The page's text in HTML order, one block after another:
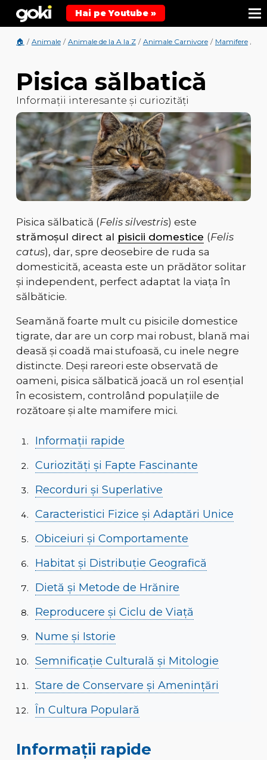
Hai pe Youtube »
🏠 / Animale / Animale de la A la Z / Animale Carnivore / Mamifere /
Pisica sălbatică
Informații interesante și curiozități
Pisica sălbatică (Felis silvestris) este
strămoșul direct al pisicii domestice (Felis
catus), dar, spre deosebire de ruda sa
domesticită, aceasta este un prădător solitar
și independent, perfect adaptat la viața în
sălbăticie.
Seamănă foarte mult cu pisicile domestice
tigrate, dar are un corp mai robust, blană mai
deasă și coadă mai stufoasă, cu inele negre
distincte. Deși rareori este observată de
oameni, pisica sălbatică joacă un rol esențial
în ecosistem, controlând populațiile de
rozătoare și alte mamifere mici.
Informații rapide
Curiozități și Fapte Fascinante
Recorduri și Superlative
Caracteristici Fizice și Adaptări Unice
Obiceiuri și Comportamente
Habitat și Distribuție Geografică
Dietă și Metode de Hrănire
Reproducere și Ciclu de Viață
Nume și Istorie
Semnificație Culturală și Mitologie
Stare de Conservare și Amenințări
În Cultura Populară
Informații rapide